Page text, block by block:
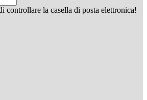
controllare la casella di posta elettronica!